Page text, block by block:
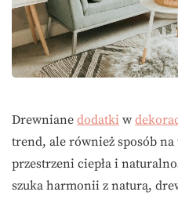
Drewniane dodatki w
trend, ale również sposób
przestrzeni ciepła i
szuka harmonii z naturą,